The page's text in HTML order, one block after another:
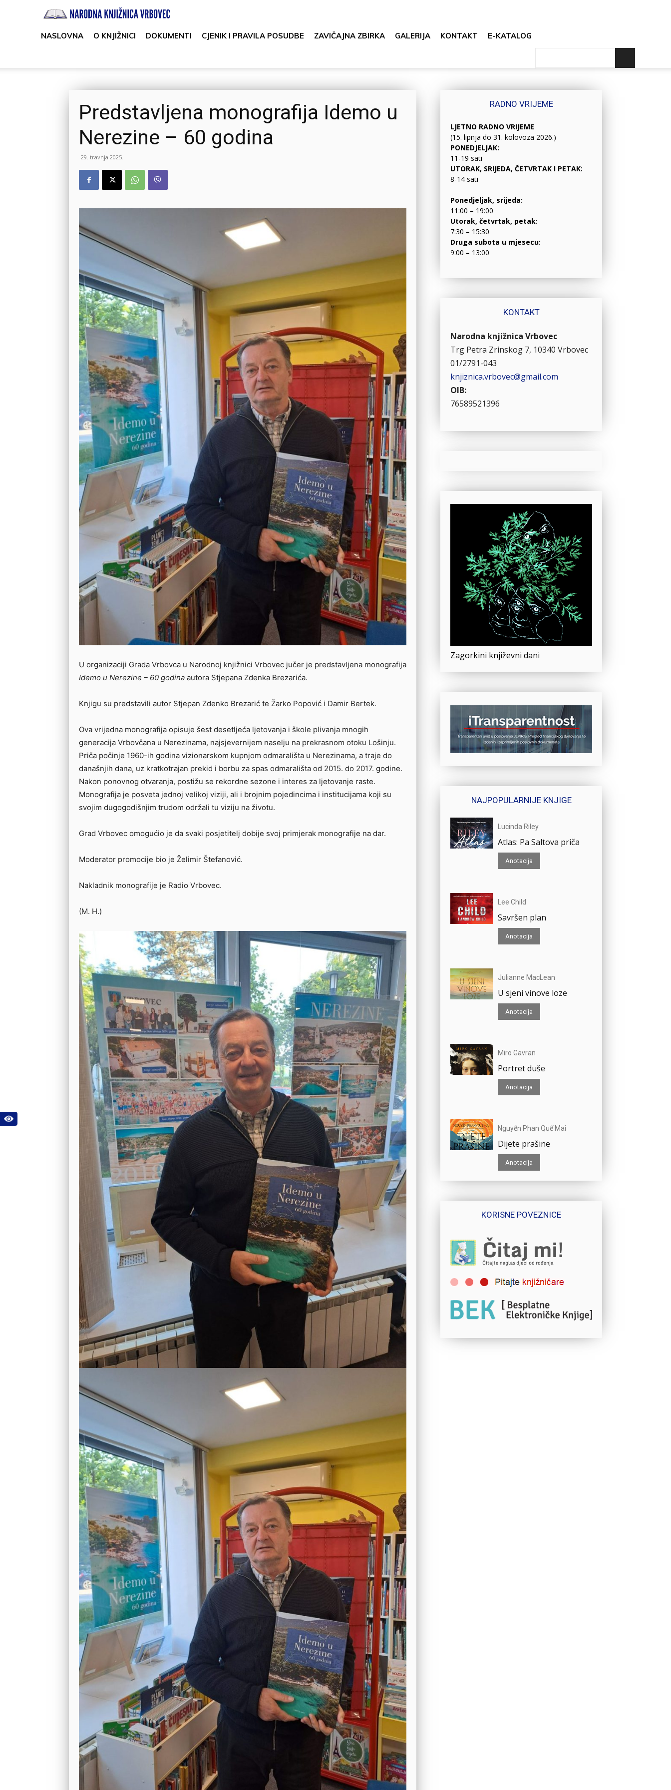
knjižnica
NASLOVNA O KNJIŽNICI DOKUMENTI CJENIK I PRAVILA POSUDBE ZAVIČAJNA ZBIRKA GALERIJA KONTAKT E-KATALOG
Predstavljena monografija Idemo u
Nerezine – 60 godina
29. travnja 2025.
U organizaciji Grada Vrbovca u Narodnoj knjižnici Vrbovec jučer je predstavljena monografija
Idemo u Nerezine – 60 godina autora Stjepana Zdenka Brezarića.
Knjigu su predstavili autor Stjepan Zdenko Brezarić te Žarko Popović i Damir Bertek.
Ova vrijedna monografija opisuje šest desetljeća ljetovanja i škole plivanja mnogih
generacija Vrbovčana u Nerezinama, najsjevernijem naselju na prekrasnom otoku Lošinju.
Priča počinje 1960-ih godina vizionarskom kupnjom odmarališta u Nerezinama, a traje do
današnjih dana, uz kratkotrajan prekid i borbu za spas odmarališta od 2015. do 2017. godine.
Nakon ponovnog otvaranja, postižu se rekordne sezone i interes za ljetovanje raste.
Monografija je posveta jednoj velikoj viziji, ali i brojnim pojedincima i institucijama koji su
svojim dugogodišnjim trudom održali tu viziju na životu.
Grad Vrbovec omogućio je da svaki posjetitelj dobije svoj primjerak monografije na dar.
Moderator promocije bio je Želimir Štefanović.
Nakladnik monografije je Radio Vrbovec.
(M. H.)
RADNO VRIJEME
LJETNO RADNO VRIJEME
(15. lipnja do 31. kolovoza 2026.)
PONEDJELJAK:
11-19 sati
UTORAK, SRIJEDA, ČETVRTAK I PETAK:
8-14 sati
Ponedjeljak, srijeda:
11:00 – 19:00
Utorak, četvrtak, petak:
7:30 – 15:30
Druga subota u mjesecu:
9:00 – 13:00
KONTAKT
Narodna knjižnica Vrbovec
Trg Petra Zrinskog 7, 10340 Vrbovec
01/2791-043
knjiznica.vrbovec@gmail.com
OIB:
76589521396
Zagorkini književni dani
NAJPOPULARNIJE KNJIGE
Lucinda Riley
Atlas: Pa Saltova priča
Anotacija
Lee Child
Savršen plan
Anotacija
Julianne MacLean
U sjeni vinove loze
Anotacija
Miro Gavran
Portret duše
Anotacija
Nguyễn Phan Quế Mai
Dijete prašine
Anotacija
KORISNE POVEZNICE